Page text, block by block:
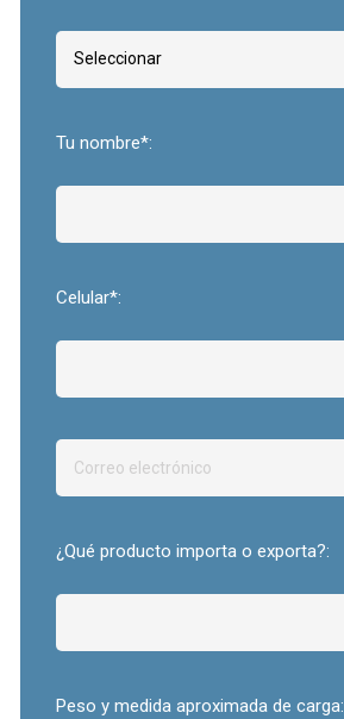
Tu nombre*:
Celular*:
¿Qué producto importa o exporta?:
Peso y medida aproximada de carga: